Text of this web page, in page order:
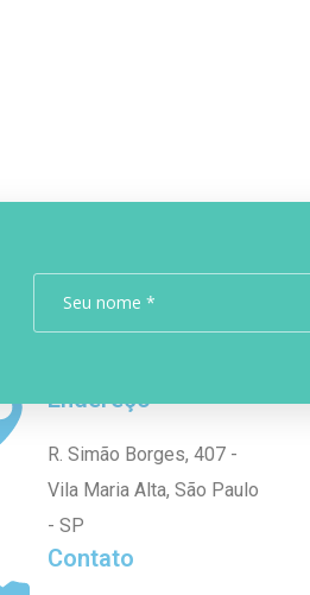
Endereço
R. Simão Borges, 407 -
Vila Maria Alta, São Paulo
- SP
Contato